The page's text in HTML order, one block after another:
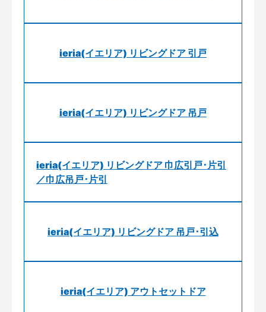
ieria(イエリア) リビングドア 引戸
ieria(イエリア) リビングドア 吊戸
ieria(イエリア) リビングドア 巾広引戸･片引
／巾広吊戸･片引
ieria(イエリア) リビングドア 吊戸･引込
ieria(イエリア) アウトセットドア